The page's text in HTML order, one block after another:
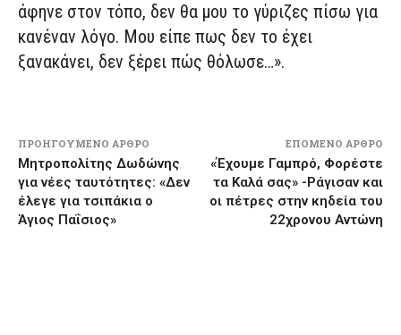
άφηνε στον τόπο, δεν θα μου το γύριζες πίσω για
κανέναν λόγο. Μου είπε πως δεν το έχει
ξανακάνει, δεν ξέρει πώς θόλωσε…».
ΠΡΟΗΓΟΎΜΕΝΟ ΆΡΘΡΟ
Μητροπολίτης Δωδώνης
για νέες ταυτότητες: «Δεν
έλεγε για τσιπάκια ο
Άγιος Παΐσιος»
ΕΠΌΜΕΝΟ ΆΡΘΡΟ
«Έχουμε Γαμπρό, Φορέστε
τα Καλά σας» -Ράγισαν και
οι πέτρες στην κηδεία του
22χρονου Αντώνη